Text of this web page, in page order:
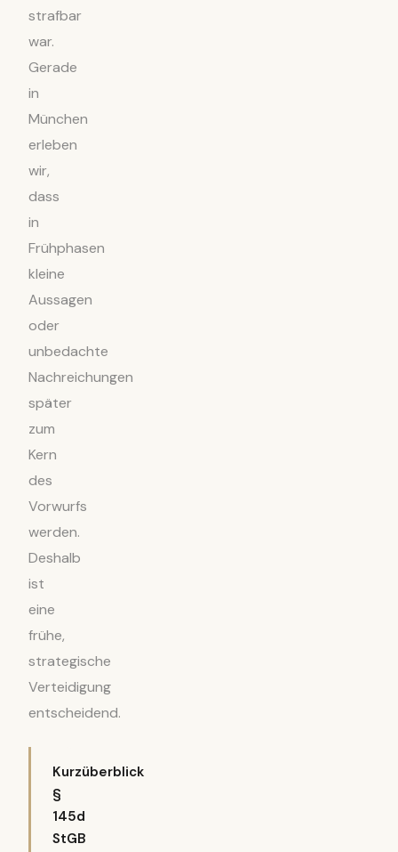
strafbar
war.
Gerade
in
München
erleben
wir,
dass
in
Frühphasen
kleine
Aussagen
oder
unbedachte
Nachreichungen
später
zum
Kern
des
Vorwurfs
werden.
Deshalb
ist
eine
frühe,
strategische
Verteidigung
entscheidend.
Kurzüberblick
§
145d
StGB